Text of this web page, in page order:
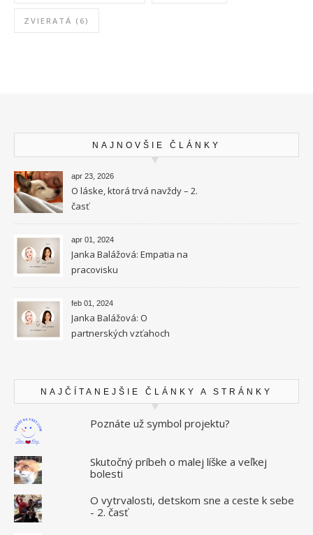
ZVIERATÁ (6)
NAJNOVŠIE ČLÁNKY
apr 23, 2026
O láske, ktorá trvá navždy – 2.
časť
apr 01, 2024
Janka Balážová: Empatia na
pracovisku
feb 01, 2024
Janka Balážová: O
partnerských vzťahoch
NAJČÍTANEJŠIE ČLÁNKY A STRÁNKY
Poznáte už symbol projektu?
Skutočný príbeh o malej líške a veľkej
bolesti
O vytrvalosti, detskom sne a ceste k sebe
- 2. časť